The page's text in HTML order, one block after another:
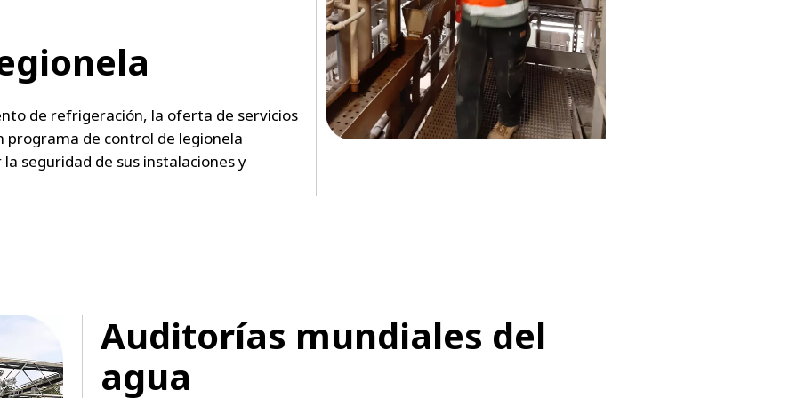
de refrigeración, la oferta de servicios
programa de control de legionela
seguridad de sus instalaciones y
Auditorías mundiales del
agua